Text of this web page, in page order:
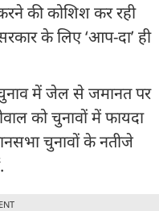
की कोशिश कर रही
सरकार के लिए ‘आप-दा’ ही
में जेल से जमानत पर
को चुनावों में फायदा
चुनावों के नतीजे